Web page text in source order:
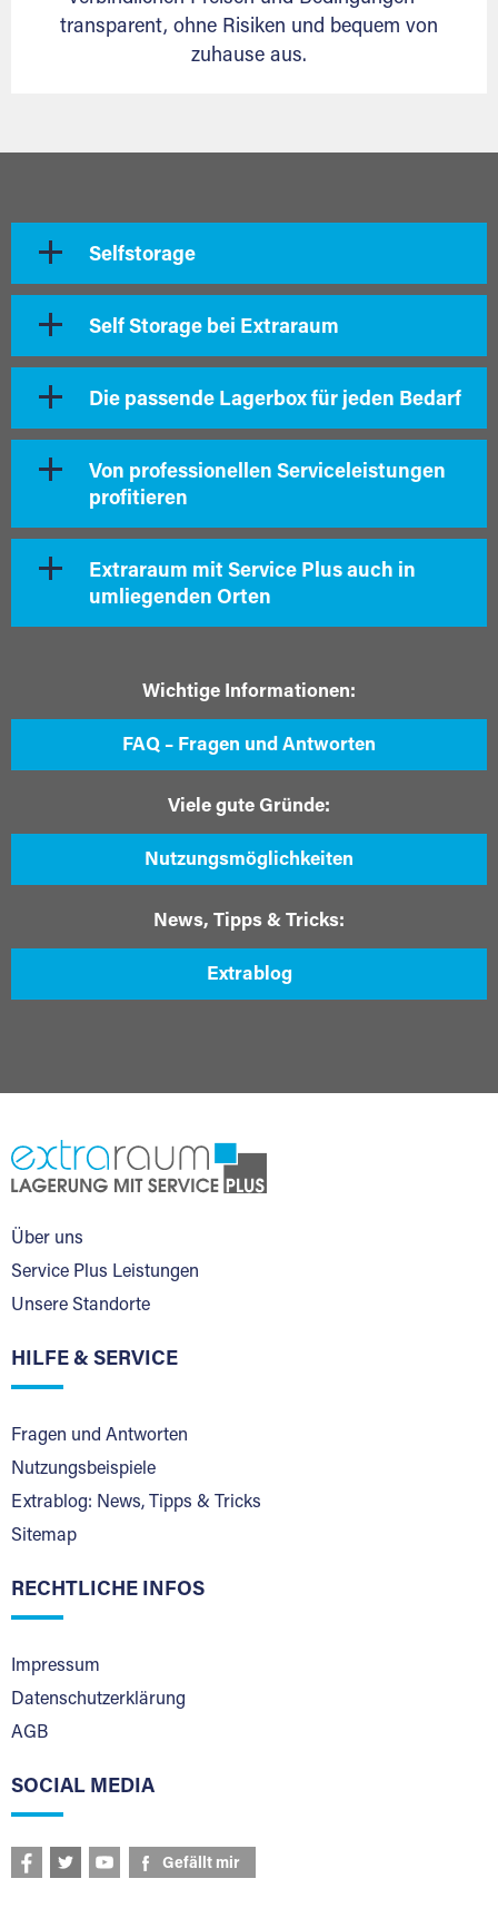
transparent, ohne Risiken und bequem von
zuhause aus.
Selfstorage
Self Storage bei Extraraum
Die passende Lagerbox für jeden Bedarf
Von professionellen Serviceleistungen
profitieren
Extraraum mit Service Plus auch in
umliegenden Orten
Wichtige Informationen:
FAQ – Fragen und Antworten
Viele gute Gründe:
Nutzungsmöglichkeiten
News, Tipps & Tricks:
Extrablog
Über uns
Service Plus Leistungen
Unsere Standorte
HILFE & SERVICE
Fragen und Antworten
Nutzungsbeispiele
Extrablog: News, Tipps & Tricks
Sitemap
RECHTLICHE INFOS
Impressum
Datenschutzerklärung
AGB
SOCIAL MEDIA
Gefällt mir